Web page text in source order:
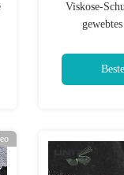
Viskose-